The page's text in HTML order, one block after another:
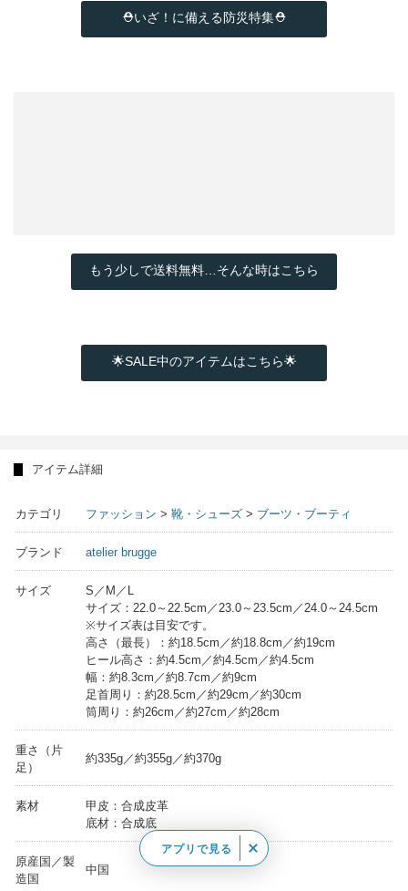
⛑いざ！に備える防災特集⛑
もう少しで送料無料…そんな時はこちら
🌟SALE中のアイテムはこちら🌟
アイテム詳細
カテゴリ ファッション > 靴・シューズ > ブーツ・ブーティ
ブランド atelier brugge
サイズ
S／M／L
サイズ：22.0～22.5cm／23.0～23.5cm／24.0～24.5cm
※サイズ表は目安です。
高さ（最長）：約18.5cm／約18.8cm／約19cm
ヒール高さ：約4.5cm／約4.5cm／約4.5cm
幅：約8.3cm／約8.7cm／約9cm
足首周り：約28.5cm／約29cm／約30cm
筒周り：約26cm／約27cm／約28cm
重さ（片
足）
約335g／約355g／約370g
素材
甲皮：合成皮革
底材：合成底
原産国／製
造国
中国
アプリで見る